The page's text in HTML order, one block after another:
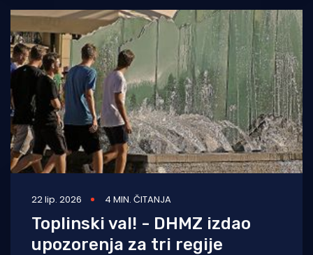
22 lip. 2026 4 MIN. ČITANJA
Toplinski val! - DHMZ izdao
upozorenja za tri regije